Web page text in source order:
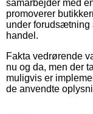
samarbejder med
promoverer
under forudsætning
handel.
Fakta vedrørende
nu og da, men der
muligvis er
de anvendte